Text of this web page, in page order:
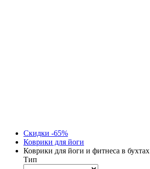
Скидки -65%
Коврики для йоги
Коврики для йоги и фитнеса в бухтах
Тип